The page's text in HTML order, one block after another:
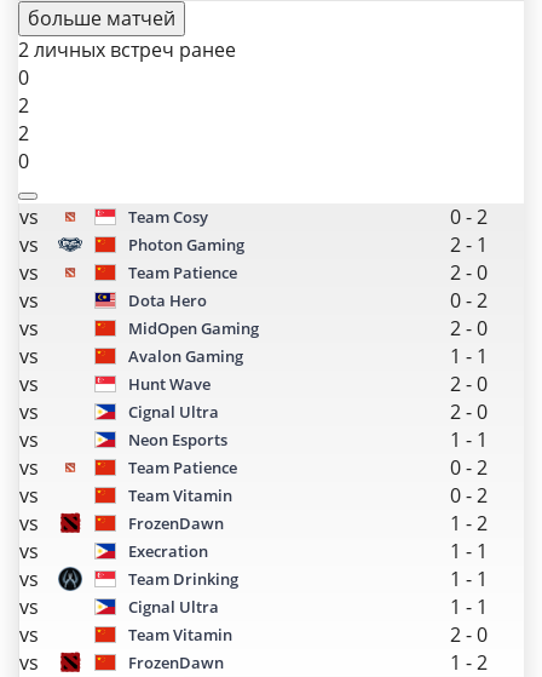
больше матчей
2 личных встреч ранее
0
2
2
0
vs Team Cosy 0-2
vs
Photon Gaming 2- 1
vs
Team Patience 2-0
vs
Dota Hero 0-2
vs
MidOpen Gaming 2-0
vs
Avalon Gaming 1 - 1
vs
Hunt Wave 2-0
vs
Cignal Ultra 2-0
vs
Neon Esports 1 - 1
vs
Team Patience 0-2
vs
Team Vitamin 0-2
vs
FrozenDawn 1 -2
vs
Execration 1 - 1
vs
Team Drinking 1 - 1
vs
Cignal Ultra 1 - 1
vs
Team Vitamin 2-0
vs
FrozenDawn 1 -2